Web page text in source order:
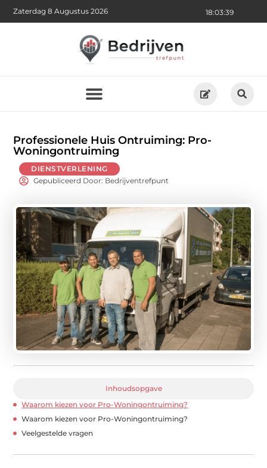
18:03:41
Zaterdag 8 Augustus 2026
Professionele Huis Ontruiming: Pro-
Woningontruiming
DIENSTVERLENING
Gepubliceerd Door: Bedrijventrefpunt
Inhoudsopgave
Waarom kiezen voor Pro-Woningontruiming?
Waarom kiezen voor Pro-Woningontruiming?
Veelgestelde vragen